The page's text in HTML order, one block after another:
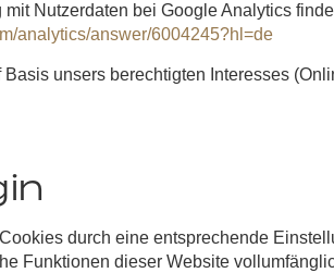
mit Nutzerdaten bei Google Analytics
analytics/answer/6004245?hl=de
unsers berechtigten Interesses
durch eine entsprechende
Funktionen dieser Website